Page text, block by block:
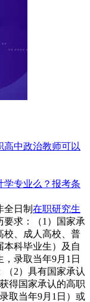
高中政治教师可以
学专业么？报考条
全日制 在职研究生
求：（1）国家承
校、成人高校、普
本科毕业生）及自
录取当年9月1日
2）具有国家承认
得国家承认的高职
取当年9月1日）或